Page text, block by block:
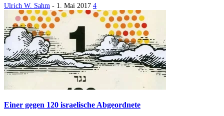
Ulrich W. Sahm - 1. Mai 2017 4
Einer gegen 120 israelische Abgeordnete